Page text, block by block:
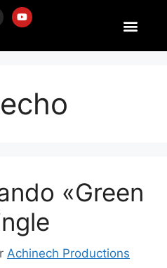
«Green
Achinech Productions